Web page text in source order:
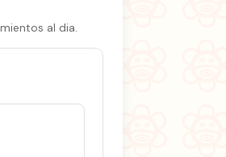
al dia.